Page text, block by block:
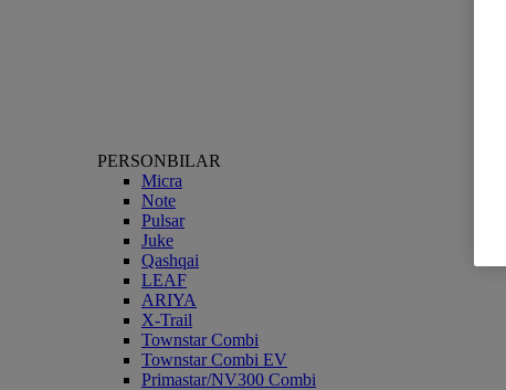
PERSONBILAR
Micra
Note
Pulsar
Juke
Qashqai
LEAF
ARIYA
X-Trail
Townstar Combi
Townstar Combi EV
Primastar/NV300 Combi